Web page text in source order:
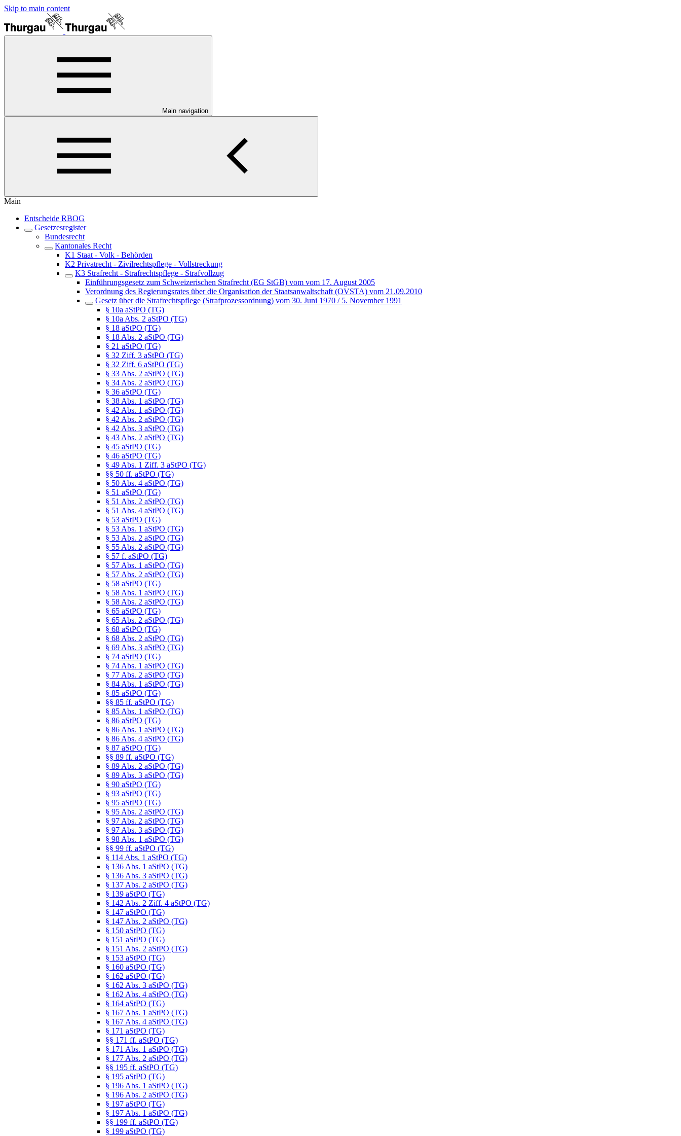
Skip to main content
Main navigation
Main
Entscheide RBOG
Gesetzesregister
Bundesrecht
Kantonales Recht
K1 Staat - Volk - Behörden
K2 Privatrecht - Zivilrechtspflege - Vollstreckung
K3 Strafrecht - Strafrechtspflege - Strafvollzug
Einführungsgesetz zum Schweizerischen Strafrecht (EG StGB) vom vom 17. August 2005
Verordnung des Regierungsrates über die Organisation der Staatsanwaltschaft (OVSTA) vom 21.09.2010
Gesetz über die Strafrechtspflege (Strafprozessordnung) vom 30. Juni 1970 / 5. November 1991
§ 10a aStPO (TG)
§ 10a Abs. 2 aStPO (TG)
§ 18 aStPO (TG)
§ 18 Abs. 2 aStPO (TG)
§ 21 aStPO (TG)
§ 32 Ziff. 3 aStPO (TG)
§ 32 Ziff. 6 aStPO (TG)
§ 33 Abs. 2 aStPO (TG)
§ 34 Abs. 2 aStPO (TG)
§ 36 aStPO (TG)
§ 38 Abs. 1 aStPO (TG)
§ 42 Abs. 1 aStPO (TG)
§ 42 Abs. 2 aStPO (TG)
§ 42 Abs. 3 aStPO (TG)
§ 43 Abs. 2 aStPO (TG)
§ 45 aStPO (TG)
§ 46 aStPO (TG)
§ 49 Abs. 1 Ziff. 3 aStPO (TG)
§§ 50 ff. aStPO (TG)
§ 50 Abs. 4 aStPO (TG)
§ 51 aStPO (TG)
§ 51 Abs. 2 aStPO (TG)
§ 51 Abs. 4 aStPO (TG)
§ 53 aStPO (TG)
§ 53 Abs. 1 aStPO (TG)
§ 53 Abs. 2 aStPO (TG)
§ 55 Abs. 2 aStPO (TG)
§ 57 f. aStPO (TG)
§ 57 Abs. 1 aStPO (TG)
§ 57 Abs. 2 aStPO (TG)
§ 58 aStPO (TG)
§ 58 Abs. 1 aStPO (TG)
§ 58 Abs. 2 aStPO (TG)
§ 65 aStPO (TG)
§ 65 Abs. 2 aStPO (TG)
§ 68 aStPO (TG)
§ 68 Abs. 2 aStPO (TG)
§ 69 Abs. 3 aStPO (TG)
§ 74 aStPO (TG)
§ 74 Abs. 1 aStPO (TG)
§ 77 Abs. 2 aStPO (TG)
§ 84 Abs. 1 aStPO (TG)
§ 85 aStPO (TG)
§§ 85 ff. aStPO (TG)
§ 85 Abs. 1 aStPO (TG)
§ 86 aStPO (TG)
§ 86 Abs. 1 aStPO (TG)
§ 86 Abs. 4 aStPO (TG)
§ 87 aStPO (TG)
§§ 89 ff. aStPO (TG)
§ 89 Abs. 2 aStPO (TG)
§ 89 Abs. 3 aStPO (TG)
§ 90 aStPO (TG)
§ 93 aStPO (TG)
§ 95 aStPO (TG)
§ 95 Abs. 2 aStPO (TG)
§ 97 Abs. 2 aStPO (TG)
§ 97 Abs. 3 aStPO (TG)
§ 98 Abs. 1 aStPO (TG)
§§ 99 ff. aStPO (TG)
§ 114 Abs. 1 aStPO (TG)
§ 136 Abs. 1 aStPO (TG)
§ 136 Abs. 3 aStPO (TG)
§ 137 Abs. 2 aStPO (TG)
§ 139 aStPO (TG)
§ 142 Abs. 2 Ziff. 4 aStPO (TG)
§ 147 aStPO (TG)
§ 147 Abs. 2 aStPO (TG)
§ 150 aStPO (TG)
§ 151 aStPO (TG)
§ 151 Abs. 2 aStPO (TG)
§ 153 aStPO (TG)
§ 160 aStPO (TG)
§ 162 aStPO (TG)
§ 162 Abs. 3 aStPO (TG)
§ 162 Abs. 4 aStPO (TG)
§ 164 aStPO (TG)
§ 167 Abs. 1 aStPO (TG)
§ 167 Abs. 4 aStPO (TG)
§ 171 aStPO (TG)
§§ 171 ff. aStPO (TG)
§ 171 Abs. 1 aStPO (TG)
§ 177 Abs. 2 aStPO (TG)
§§ 195 ff. aStPO (TG)
§ 195 aStPO (TG)
§ 196 Abs. 1 aStPO (TG)
§ 196 Abs. 2 aStPO (TG)
§ 197 aStPO (TG)
§ 197 Abs. 1 aStPO (TG)
§§ 199 ff. aStPO (TG)
§ 199 aStPO (TG)